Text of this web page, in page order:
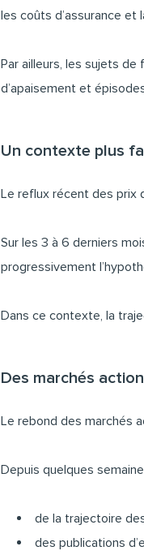
les coûts d’assurance
Par ailleurs, les sujets
d’apaisement et
Un contexte plus
Le reflux récent des prix
Sur les 3 à 6 derniers
progressivement
Dans ce contexte, la
Des marchés
Le rebond des marchés
Depuis quelques
de la trajectoire
des publications